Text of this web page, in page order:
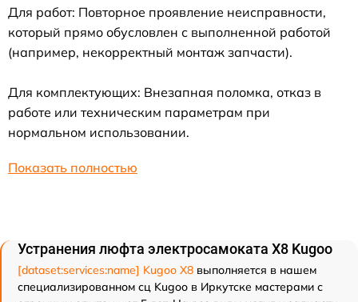
Для работ: Повторное проявление неисправности,
который прямо обусловлен с выполненной работой
(например, некорректный монтаж запчасти).
Для комплектующих: Внезапная поломка, отказ в
работе или техническим параметрам при
нормальном использовании.
Показать полностью
Устранения люфта электросамоката X8 Kugoo
[dataset:services:name] Kugoo X8 выполняется в нашем
специализированном сц Kugoo в Иркутске мастерами с